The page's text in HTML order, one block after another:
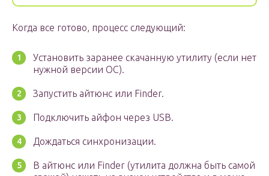
Когда все готово, процесс следующий:
Установить заранее скачанную утилиту (если нет
нужной версии ОС).
Запустить айтюнс или Finder.
Подключить айфон через USB.
Дождаться синхронизации.
В айтюнс или Finder (утилита должна быть самой